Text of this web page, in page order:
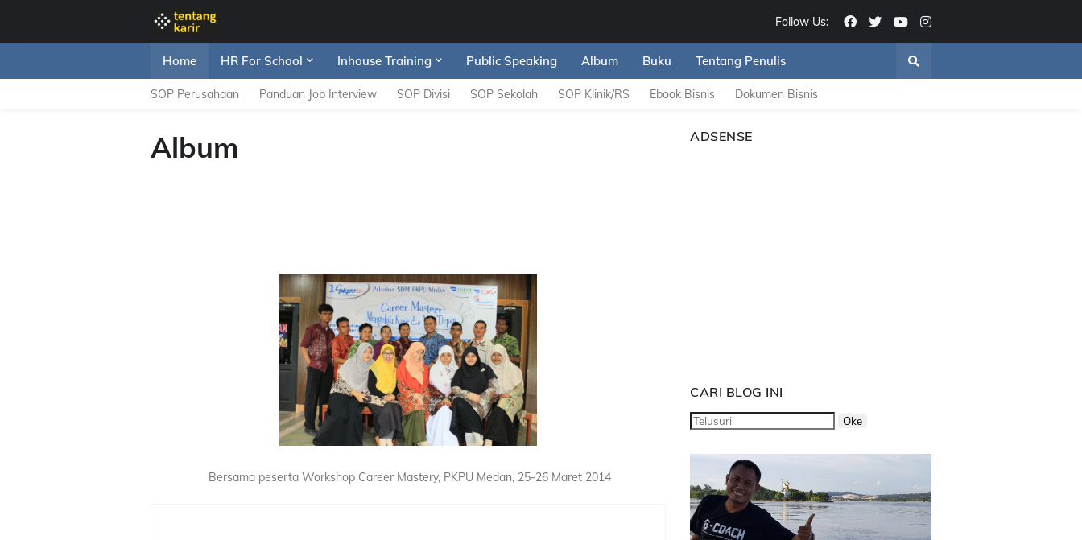
Follow Us:
Home HR For School Inhouse Training Public Speaking Album Buku Tentang Penulis
SOP Perusahaan Panduan Job Interview SOP Divisi SOP Sekolah SOP Klinik/RS Ebook Bisnis Dokumen Bisnis
Album
Bersama peserta Workshop Career Mastery, PKPU Medan, 25-26 Maret 2014
ADSENSE
CARI BLOG INI